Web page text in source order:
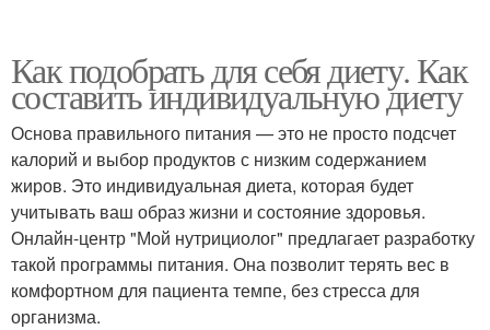
Как подобрать для себя диету. Как
составить индивидуальную диету
Основа правильного питания — это не просто подсчет
калорий и выбор продуктов с низким содержанием
жиров. Это индивидуальная диета, которая будет
учитывать ваш образ жизни и состояние здоровья.
Онлайн-центр "Мой нутрициолог" предлагает разработку
такой программы питания. Она позволит терять вес в
комфортном для пациента темпе, без стресса для
организма.